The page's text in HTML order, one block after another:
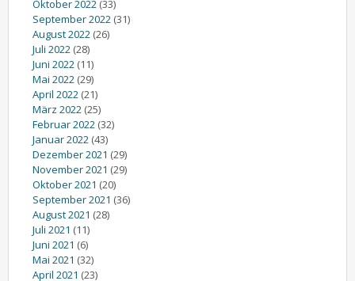
Oktober 2022 (33)
September 2022 (31)
August 2022 (26)
Juli 2022 (28)
Juni 2022 (11)
Mai 2022 (29)
April 2022 (21)
März 2022 (25)
Februar 2022 (32)
Januar 2022 (43)
Dezember 2021 (29)
November 2021 (29)
Oktober 2021 (20)
September 2021 (36)
August 2021 (28)
Juli 2021 (11)
Juni 2021 (6)
Mai 2021 (32)
April 2021 (23)